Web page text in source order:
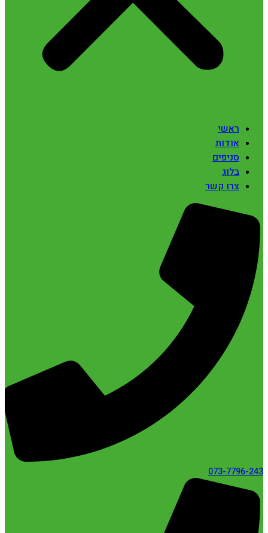
ראשי
אודות
סניפים
בלוג
צרו קשר
073-7796-243